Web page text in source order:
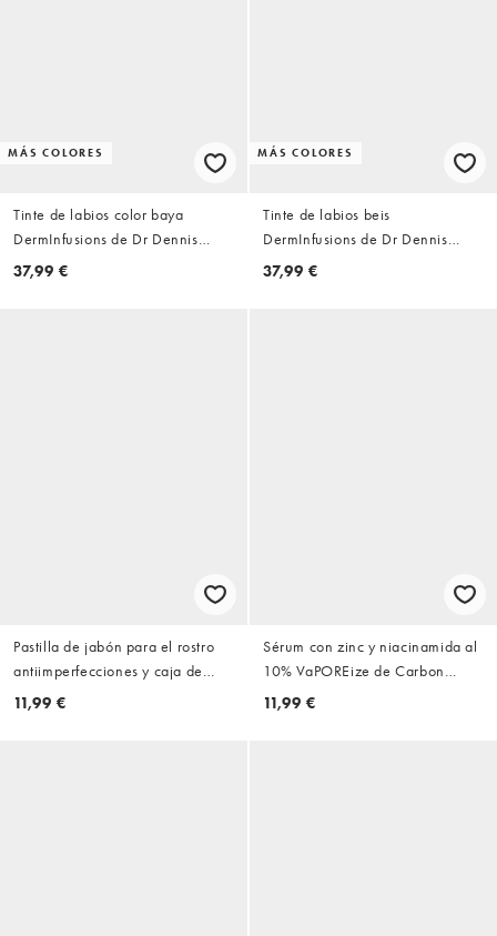
MÁS COLORES
Tinte de labios color baya
DermInfusions de Dr Dennis
Gross
37,99 €
MÁS COLORES
Tinte de labios beis
DermInfusions de Dr Dennis
Gross
37,99 €
Pastilla de jabón para el rostro
antiimperfecciones y caja de
transporte de Carbon Theory
11,99 €
Sérum con zinc y niacinamida al
10% VaPOREize de Carbon
Theory
11,99 €